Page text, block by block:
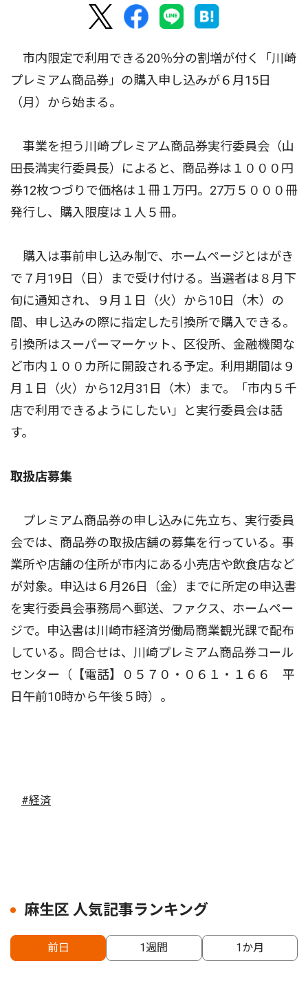
市内限定で利用できる20％分の割増が付く「川崎
プレミアム商品券」の購入申し込みが６月15日
（月）から始まる。
事業を担う川崎プレミアム商品券実行委員会（山
田長満実行委員長）によると、商品券は１０００円
券12枚つづりで価格は１冊１万円。27万５０００冊
発行し、購入限度は１人５冊。
購入は事前申し込み制で、ホームページとはがき
で７月19日（日）まで受け付ける。当選者は８月下
旬に通知され、９月１日（火）から10日（木）の
間、申し込みの際に指定した引換所で購入できる。
引換所はスーパーマーケット、区役所、金融機関な
ど市内１００カ所に開設される予定。利用期間は９
月１日（火）から12月31日（木）まで。「市内５千
店で利用できるようにしたい」と実行委員会は話
す。
取扱店募集
プレミアム商品券の申し込みに先立ち、実行委員
会では、商品券の取扱店舗の募集を行っている。事
業所や店舗の住所が市内にある小売店や飲食店など
が対象。申込は６月26日（金）までに所定の申込書
を実行委員会事務局へ郵送、ファクス、ホームペー
ジで。申込書は川崎市経済労働局商業観光課で配布
している。問合せは、川崎プレミアム商品券コール
センター（【電話】０５７０・０６１・１６６ 平
日午前10時から午後５時）。
#経済
麻生区 人気記事ランキング
前日 1週間 1か月